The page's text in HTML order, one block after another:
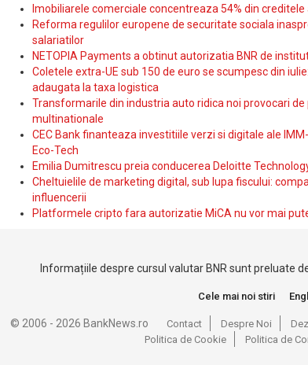
Imobiliarele comerciale concentreaza 54% din
Reforma regulilor europene de securitate sociala
salariatilor
NETOPIA Payments a obtinut autorizatia BNR de
Coletele extra-UE sub 150 de euro se scumpesc din
adaugata la taxa logistica
Transformarile din industria auto ridica noi provocari
multinationale
CEC Bank finanteaza investitiile verzi si digitale ale
Eco-Tech
Emilia Dumitrescu preia conducerea Deloitte
Cheltuielile de marketing digital, sub lupa fiscului:
influencerii
Platformele cripto fara autorizatie MiCA nu vor mai
Informațiile despre cursul valutar BNR sunt preluate
Cele mai noi stiri
© 2006 - 2026 BankNews.ro Contact Despre Noi
Politica de Cookie
Politica de